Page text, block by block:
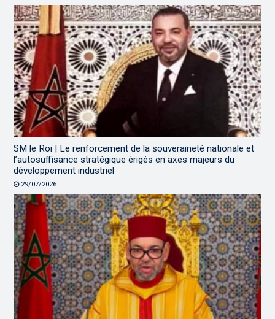
SM le Roi | Le renforcement de la souveraineté nationale et
l’autosuffisance stratégique érigés en axes majeurs du
développement industriel
29/07/2026